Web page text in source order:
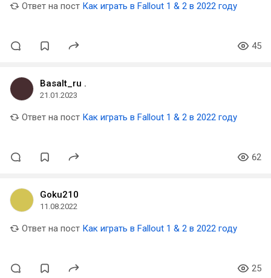
Ответ на пост Как играть в Fallout 1 & 2 в 2022 году
45
Basalt_ru .
21.01.2023
Ответ на пост Как играть в Fallout 1 & 2 в 2022 году
62
Goku210
11.08.2022
Ответ на пост Как играть в Fallout 1 & 2 в 2022 году
25